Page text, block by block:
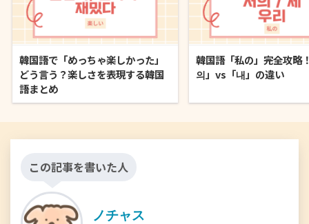
韓国語で「めっちゃ楽しかった」
どう言う？楽しさを表現する韓国
語まとめ
韓国語「私の」完全攻略
의」vs「내」の違い
この記事を書いた人
ノチャス